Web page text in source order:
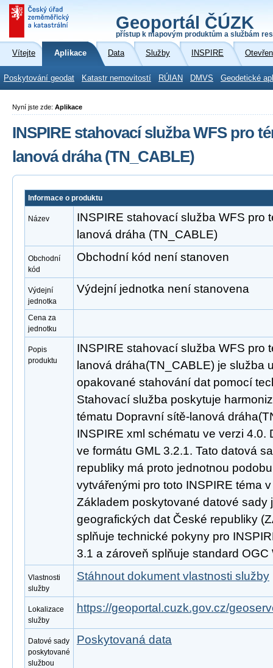
Geoportál ČÚZK
přístup k mapovým produktům a službám
Vítejte Aplikace Data Služby INSPIRE
Poskytování geodat Katastr nemovitostí RÚIAN DMVS Geodetické
Nyní jste zde: Aplikace
INSPIRE stahovací služba WFS pro
lanová dráha (TN_CABLE)
Informace o produktu
Název
INSPIRE stahovací služba WFS pro
lanová dráha (TN_CABLE)
Obchodní
kód
Obchodní kód není stanoven
Výdejní
jednotka
Výdejní jednotka není stanovena
Cena za
jednotku
Popis
produktu
INSPIRE stahovací služba WFS pro
lanová dráha(TN_CABLE) je služba
opakované stahování dat pomocí
Stahovací služba poskytuje
tématu Dopravní sítě-lanová
INSPIRE xml schématu ve verzi 4.0.
ve formátu GML 3.2.1. Tato datová
republiky má proto jednotnou
vytvářenými pro toto INSPIRE téma
Základem poskytované datové sady
geografických dat České republiky
splňuje technické pokyny pro
3.1 a zároveň splňuje standard OGC
Vlastnosti
služby
Stáhnout dokument vlastnosti služby
Lokalizace
služby
https://geoportal.cuzk.gov.cz/
Datové sady
poskytované
službou
Poskytovaná data